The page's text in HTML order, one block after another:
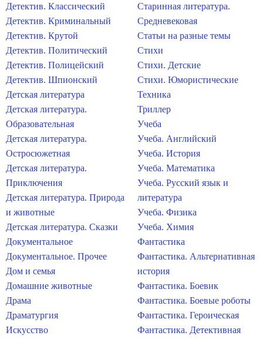
Детектив. Классический
Детектив. Криминальный
Детектив. Крутой
Детектив. Политический
Детектив. Полицейский
Детектив. Шпионский
Детская литература
Детская литература.
Образовательная
Детская литература.
Остросюжетная
Детская литература.
Приключения
Детская литература. Природа
и животные
Детская литература. Сказки
Документальное
Документальное. Прочее
Дом и семья
Домашние животные
Драма
Драматургия
Искусство
Старинная литература.
Средневековая
Статьи на разные темы
Стихи
Стихи. Детские
Стихи. Юмористические
Техника
Триллер
Учеба
Учеба. Английский
Учеба. История
Учеба. Математика
Учеба. Русский язык и
литература
Учеба. Физика
Учеба. Химия
Фантастика
Фантастика. Альтернативная
история
Фантастика. Боевик
Фантастика. Боевые роботы
Фантастика. Героическая
Фантастика. Детективная